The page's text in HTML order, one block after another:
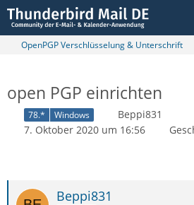
OpenPGP Verschlüsselung & Unterschrift
open PGP einrichten
78.* Windows
Beppi831
7. Oktober 2020 um 16:56
Beppi831